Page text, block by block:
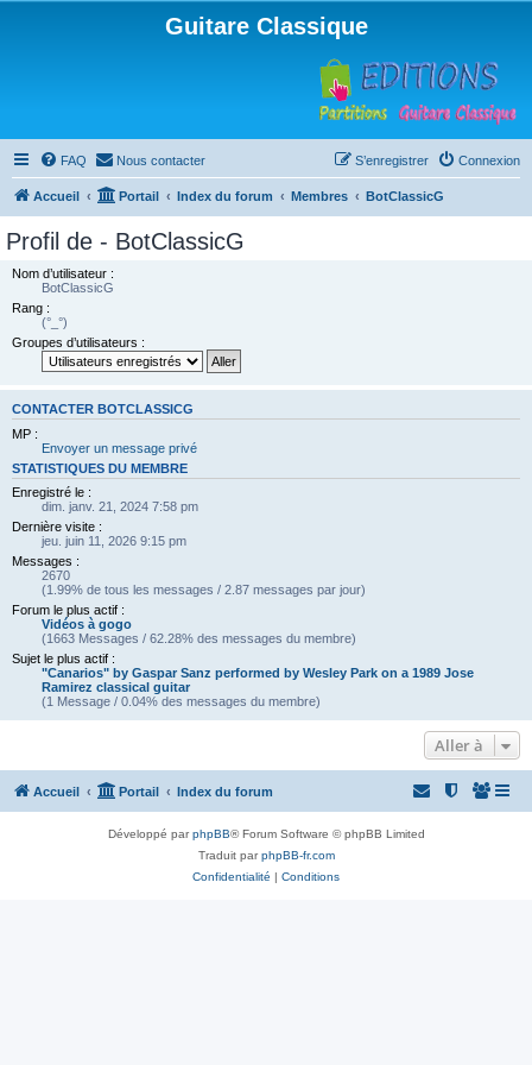
Guitare Classique
FAQ Nous contacter Connexion
S’enregistrer
Accueil Portail Index du forum Membres BotClassicG
Profil de - BotClassicG
Nom d’utilisateur :
BotClassicG
Rang :
(°_°)
Groupes d’utilisateurs :
CONTACTER BOTCLASSICG
MP :
Envoyer un message privé
STATISTIQUES DU MEMBRE
Enregistré le :
dim. janv. 21, 2024 7:58 pm
Dernière visite :
jeu. juin 11, 2026 9:15 pm
Messages :
2670
(1.99% de tous les messages / 2.87 messages par jour)
Forum le plus actif :
Vidéos à gogo
(1663 Messages / 62.28% des messages du membre)
Sujet le plus actif :
"Canarios" by Gaspar Sanz performed by Wesley Park on a 1989 Jose
Ramirez classical guitar
(1 Message / 0.04% des messages du membre)
Aller à
Accueil Portail Index du forum
Développé parphpBB® Forum Software © phpBB Limited
Traduit parphpBB-fr.com
Confidentialité | Conditions